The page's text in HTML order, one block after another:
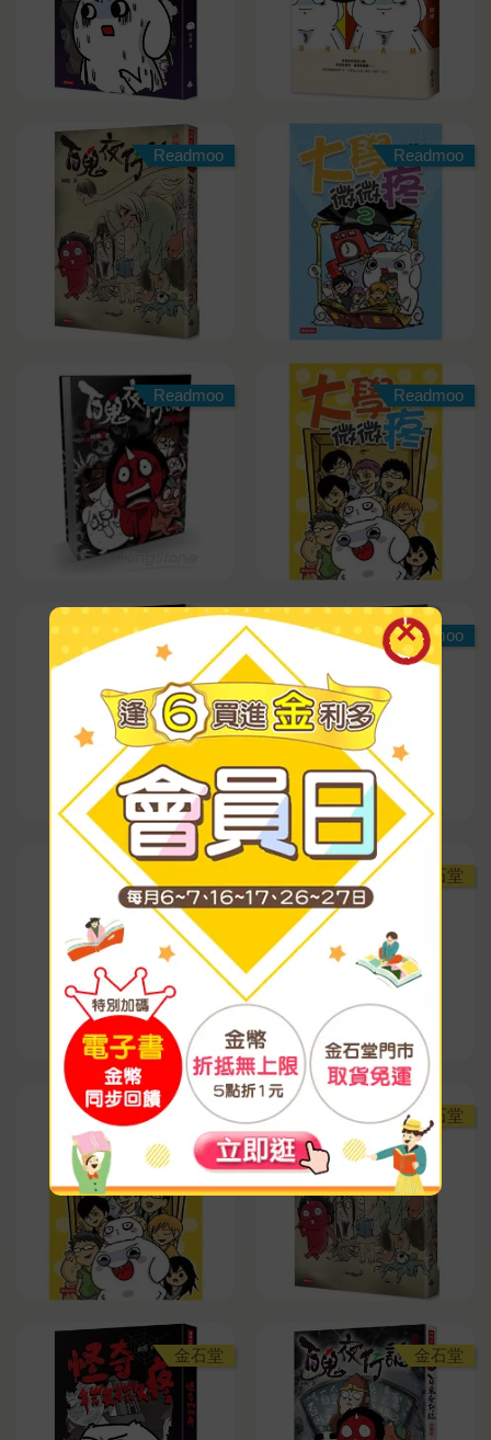
Readmoo Readmoo
Readmoo Readmoo
Readmoo
金石堂
金石堂 金石堂
金石堂 金石堂